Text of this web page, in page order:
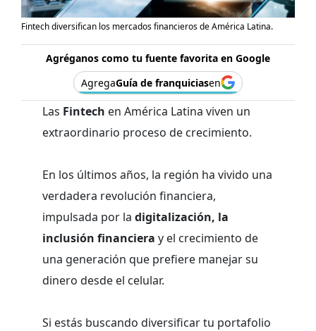
Fintech diversifican los mercados financieros de América Latina.
Agréganos como tu fuente favorita en Google
AgregaGuía de franquiciasen
Las Fintech en América Latina viven un
extraordinario proceso de crecimiento.
En los últimos años, la región ha vivido una
verdadera revolución financiera,
impulsada por la digitalización, la
inclusión financiera y el crecimiento de
una generación que prefiere manejar su
dinero desde el celular.
Si estás buscando diversificar tu portafolio